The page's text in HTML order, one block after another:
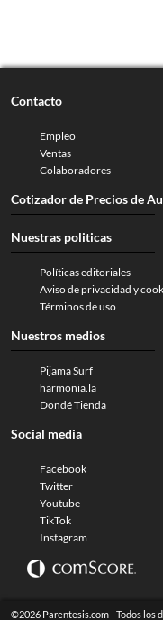
Contacto
Empleo
Ventas
Colaboradores
Cotizador de Precios de
Nuestras politicas
Políticas editoriales
Aviso de privacidad y
Términos de uso
Nuestros medios
Pijama Surf
harmonia.la
Dondé Tienda
Social media
Facebook
Twitter
Youtube
TikTok
Instagram
©2026 Parentesis.com - Todos los